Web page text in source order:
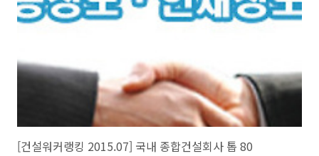
[건설워커랭킹 2015.07] 국내 종합건설회사 톱 80